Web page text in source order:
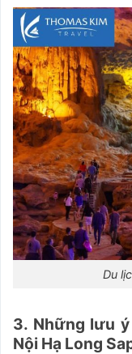
Du
3. Những lưu
Nội Hạ Long